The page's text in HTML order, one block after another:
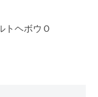
トヘボウＯ